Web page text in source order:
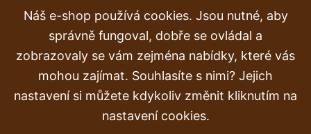
Reklamace
Doprava a doručení
Objednávka
Náš e-shop používá cookies. Jsou nutné, aby
správně fungoval, dobře se ovládal a
zobrazovaly se vám zejména nabídky, které vás
mohou zajímat. Souhlasíte s nimi? Jejich
nastavení si můžete kdykoliv změnit kliknutím na
nastavení cookies.